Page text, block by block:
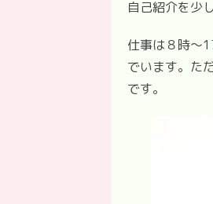
自己紹介を少
仕事は８時〜
でいます。た
です。